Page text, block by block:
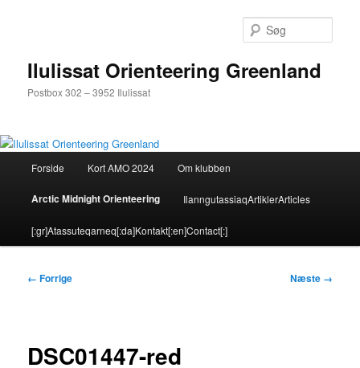
Ilulissat Orienteering Greenland
Postbox 302 – 3952 Ilulissat
Forside Kort AMO 2024 Om klubben
Arctic Midnight Orienteering IlanngutassiaqArtiklerArticles
[:gr]Atassuteqarneq[:da]Kontakt[:en]Contact[:]
Billednavigation
← Forrige Næste →
DSC01447-red